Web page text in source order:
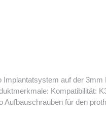
auf der
Anwendung: Fixierung
Packung Anschluss: 1,2 HEX Die